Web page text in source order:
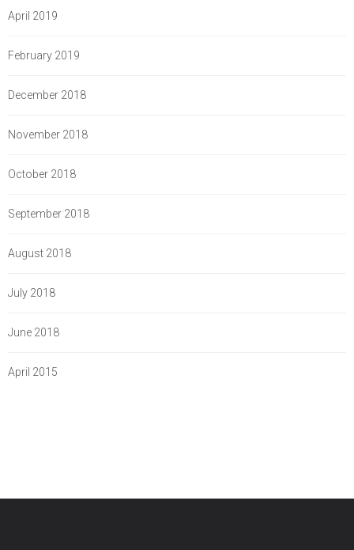
April 2019
February 2019
December 2018
November 2018
October 2018
September 2018
August 2018
July 2018
June 2018
April 2015